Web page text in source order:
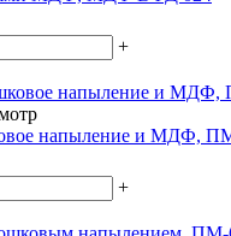
+
напыление и МДФ,
+